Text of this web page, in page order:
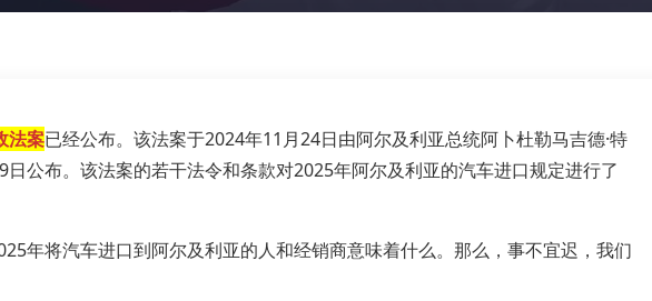
法案已经公布。该法案于2024年11月24日由阿尔及利亚总统阿卜杜勒马吉德·特
公布。该法案的若干法令和条款对2025年阿尔及利亚的汽车进口规定进行了
年将汽车进口到阿尔及利亚的人和经销商意味着什么。那么，事不宜迟，我们